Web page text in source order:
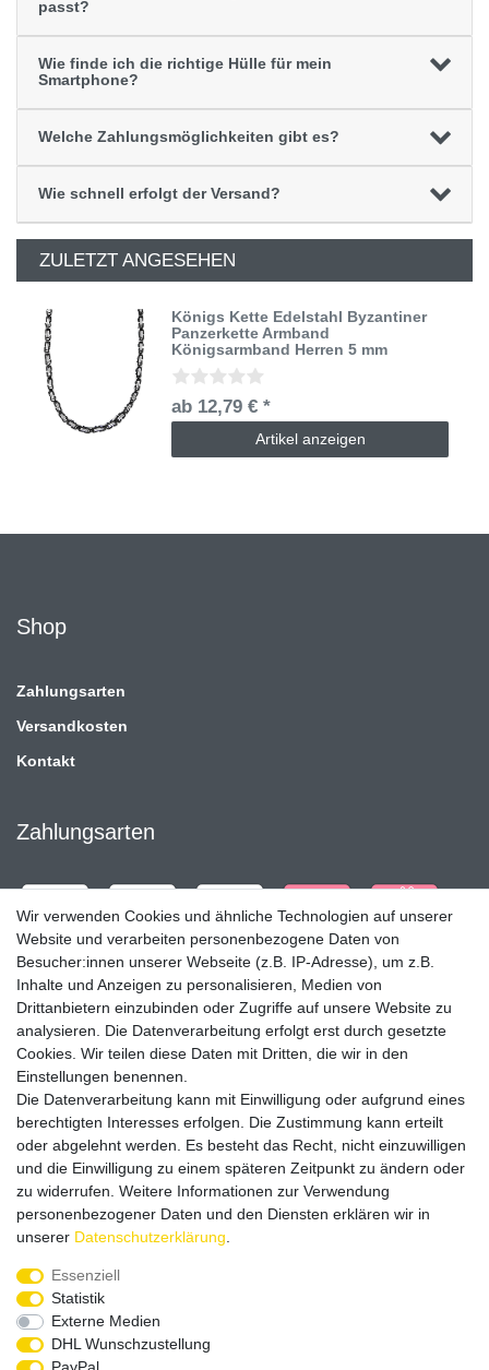
passt?
Wie finde ich die richtige Hülle für mein
Smartphone?
Welche Zahlungsmöglichkeiten gibt es?
Wie schnell erfolgt der Versand?
ZULETZT ANGESEHEN
Königs Kette Edelstahl Byzantiner
Panzerkette Armband
Königsarmband Herren 5 mm
ab 12,79 € *
Artikel anzeigen
Shop
Zahlungsarten
Versandkosten
Kontakt
Zahlungsarten
Versandpartner
Service & Kontakt
Rufen Sie uns an unter:
0375 - 21459172
Wir verwenden Cookies und ähnliche Technologien auf unserer
Website und verarbeiten personenbezogene Daten von
Besucher:innen unserer Webseite (z.B. IP-Adresse), um z.B.
Inhalte und Anzeigen zu personalisieren, Medien von
Drittanbietern einzubinden oder Zugriffe auf unsere Website zu
analysieren. Die Datenverarbeitung erfolgt erst durch gesetzte
Cookies. Wir teilen diese Daten mit Dritten, die wir in den
Einstellungen benennen.
Die Datenverarbeitung kann mit Einwilligung oder aufgrund eines
berechtigten Interesses erfolgen. Die Zustimmung kann erteilt
oder abgelehnt werden. Es besteht das Recht, nicht einzuwilligen
und die Einwilligung zu einem späteren Zeitpunkt zu ändern oder
zu widerrufen. Weitere Informationen zur Verwendung
personenbezogener Daten und den Diensten erklären wir in
unserer Daten­schutz­erklärung
Essenziell
Statistik
Externe Medien
DHL Wunschzustellung